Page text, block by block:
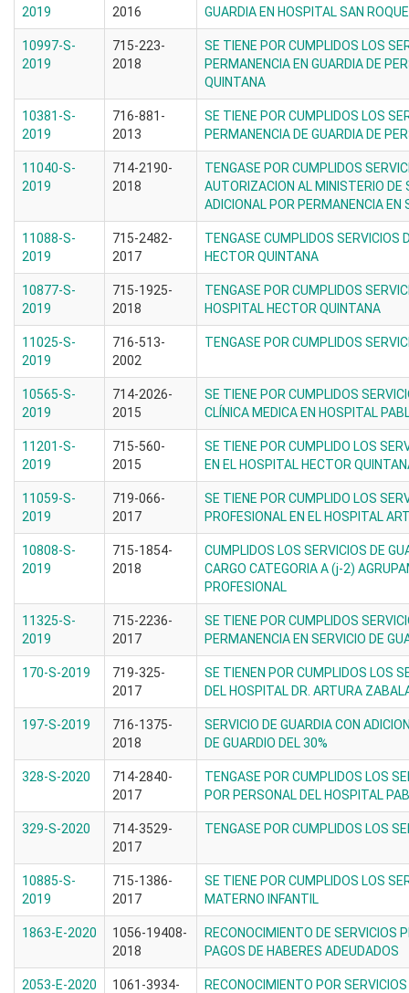
2019
2016
GUARDIA EN HOSPITAL SAN ROQUE
10997-S-
2019
715-223-
2018
SE TIENE POR CUMPLIDOS LOS
PERMANENCIA EN GUARDIA DE
QUINTANA
10381-S-
2019
716-881-
2013
SE TIENE POR CUMPLIDOS LOS
PERMANENCIA DE GUARDIA DE
11040-S-
2019
714-2190-
2018
TENGASE POR CUMPLIDOS
AUTORIZACION AL MINISTERIO DE
ADICIONAL POR PERMANENCIA EN
11088-S-
2019
715-2482-
2017
TENGASE CUMPLIDOS SERVICIOS
HECTOR QUINTANA
10877-S-
2019
715-1925-
2018
TENGASE POR CUMPLIDOS
HOSPITAL HECTOR QUINTANA
11025-S-
2019
716-513-
2002
TENGASE POR CUMPLIDOS
10565-S-
2019
714-2026-
2015
SE TIENE POR CUMPLIDOS
CLÍNICA MEDICA EN HOSPITAL
11201-S-
2019
715-560-
2015
SE TIENE POR CUMPLIDO LOS
EN EL HOSPITAL HECTOR
11059-S-
2019
719-066-
2017
SE TIENE POR CUMPLIDO LOS
PROFESIONAL EN EL HOSPITAL
10808-S-
2019
715-1854-
2018
CUMPLIDOS LOS SERVICIOS DE
CARGO CATEGORIA A (j-2)
PROFESIONAL
11325-S-
2019
715-2236-
2017
SE TIENE POR CUMPLIDOS
PERMANENCIA EN SERVICIO DE
170-S-2019
719-325-
2017
SE TIENEN POR CUMPLIDOS LOS
DEL HOSPITAL DR. ARTURA
197-S-2019
716-1375-
2018
SERVICIO DE GUARDIA CON
DE GUARDIO DEL 30%
328-S-2020
714-2840-
2017
TENGASE POR CUMPLIDOS LOS
POR PERSONAL DEL HOSPITAL
329-S-2020
714-3529-
2017
TENGASE POR CUMPLIDOS LOS
10885-S-
2019
715-1386-
2017
SE TIENE POR CUMPLIDOS LOS
MATERNO INFANTIL
1863-E-2020
1056-19408-
2018
RECONOCIMIENTO DE SERVICIOS
PAGOS DE HABERES ADEUDADOS
2053-E-2020
1061-3934-
RECONOCIMIENTO POR